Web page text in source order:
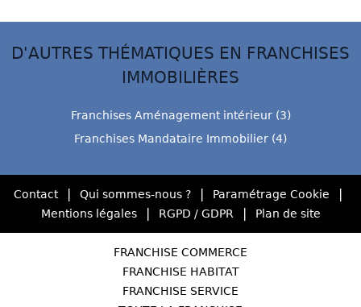
D'AUTRES THÉMATIQUES EN FRANCHISES
IMMOBILIÈRES
Franchises Aménagement intérieur (3)
Franchises Mandataire Immobilier (4)
Contact | Qui sommes-nous ? | Paramétrage Cookie |
Mentions légales | RGPD / GDPR | Plan de site
FRANCHISE COMMERCE
FRANCHISE HABITAT
FRANCHISE SERVICE